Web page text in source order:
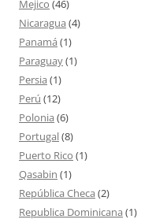
Mejico (46)
Nicaragua (4)
Panamá (1)
Paraguay(1)
Persia (1)
Perú (12)
Polonia (6)
Portugal(8)
Puerto Rico (1)
Qasabin (1)
República Checa (2)
Republica Dominicana (1)